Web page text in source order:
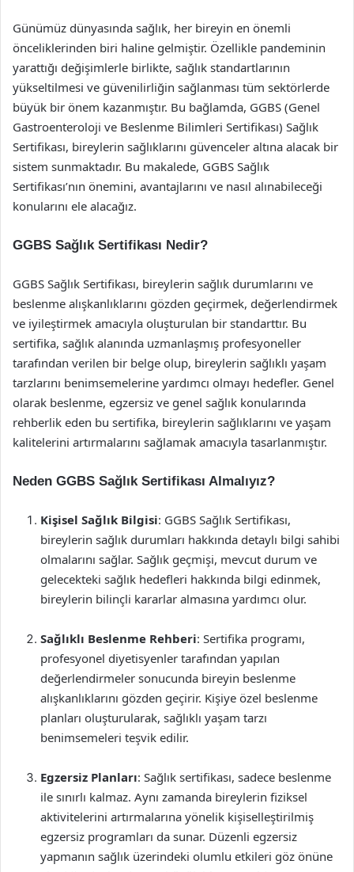
Günümüz dünyasında sağlık, her bireyin en önemli
önceliklerinden biri haline gelmiştir. Özellikle pandeminin
yarattığı değişimlerle birlikte, sağlık standartlarının
yükseltilmesi ve güvenilirliğin sağlanması tüm sektörlerde
büyük bir önem kazanmıştır. Bu bağlamda, GGBS (Genel
Gastroenteroloji ve Beslenme Bilimleri Sertifikası) Sağlık
Sertifikası, bireylerin sağlıklarını güvenceler altına alacak bir
sistem sunmaktadır. Bu makalede, GGBS Sağlık
Sertifikası’nın önemini, avantajlarını ve nasıl alınabileceği
konularını ele alacağız.
GGBS Sağlık Sertifikası Nedir?
GGBS Sağlık Sertifikası, bireylerin sağlık durumlarını ve
beslenme alışkanlıklarını gözden geçirmek, değerlendirmek
ve iyileştirmek amacıyla oluşturulan bir standarttır. Bu
sertifika, sağlık alanında uzmanlaşmış profesyoneller
tarafından verilen bir belge olup, bireylerin sağlıklı yaşam
tarzlarını benimsemelerine yardımcı olmayı hedefler. Genel
olarak beslenme, egzersiz ve genel sağlık konularında
rehberlik eden bu sertifika, bireylerin sağlıklarını ve yaşam
kalitelerini artırmalarını sağlamak amacıyla tasarlanmıştır.
Neden GGBS Sağlık Sertifikası Almalıyız?
Kişisel Sağlık Bilgisi: GGBS Sağlık Sertifikası,
bireylerin sağlık durumları hakkında detaylı bilgi sahibi
olmalarını sağlar. Sağlık geçmişi, mevcut durum ve
gelecekteki sağlık hedefleri hakkında bilgi edinmek,
bireylerin bilinçli kararlar almasına yardımcı olur.
Sağlıklı Beslenme Rehberi: Sertifika programı,
profesyonel diyetisyenler tarafından yapılan
değerlendirmeler sonucunda bireyin beslenme
alışkanlıklarını gözden geçirir. Kişiye özel beslenme
planları oluşturularak, sağlıklı yaşam tarzı
benimsemeleri teşvik edilir.
Egzersiz Planları: Sağlık sertifikası, sadece beslenme
ile sınırlı kalmaz. Aynı zamanda bireylerin fiziksel
aktivitelerini artırmalarına yönelik kişiselleştirilmiş
egzersiz programları da sunar. Düzenli egzersiz
yapmanın sağlık üzerindeki olumlu etkileri göz önüne